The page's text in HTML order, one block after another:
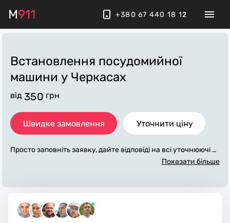
M911 +380 67 440 18 12
Встановлення посудомийної
машини у Черкасах
від 350 грн
Швидке замовлення Уточнити ціну
Просто заповніть заявку, дайте відповіді на всі уточнюючі за
питання по «встановлення посудомийної машини». Ми з
трібні матеріали. Виконавці стежать за чистотою та прибир
ають робоче місце.
Показати більше